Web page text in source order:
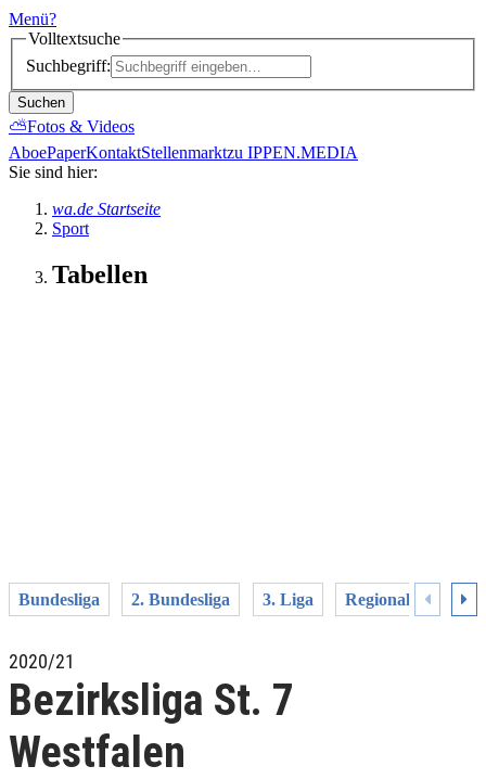
Menü?
Volltextsuche
Suchbegriff:
Suchen
⛅Fotos & Videos
AboePaperKontaktStellenmarktzu IPPEN.MEDIA
Sie sind hier:
wa.de Startseite
Sport
Tabellen
Bundesliga 2. Bundesliga 3. Liga Regionalliga West
2020/21
Bezirksliga St. 7
Westfalen